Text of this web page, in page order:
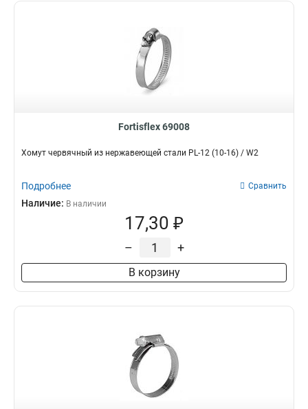
Fortisflex 69008
Хомут червячный из нержавеющей стали PL-12 (10-16) / W2
Подробнее Сравнить
Наличие: В наличии
17,30 ₽
– +
В корзину